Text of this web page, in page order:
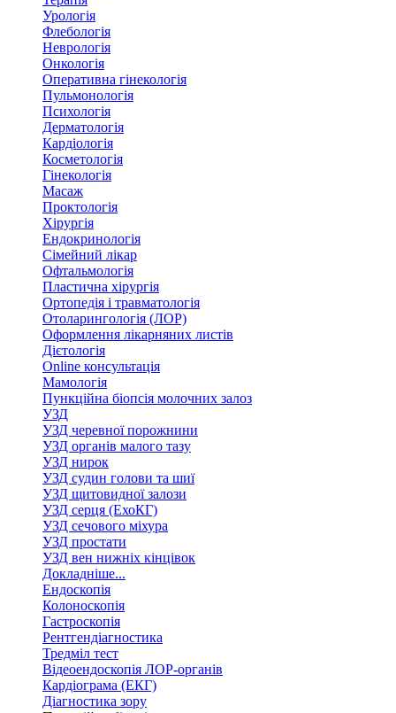
Урологія
Флебологія
Неврологія
Онкологія
Оперативна гінекологія
Пульмонологія
Психологія
Дерматологія
Кардіологія
Косметологія
Гінекологія
Масаж
Проктологія
Хірургія
Ендокринологія
Сімейний лікар
Офтальмологія
Пластична хірургія
Ортопедія і травматологія
Отоларингологія (ЛОР)
Оформлення лікарняних листів
Дієтологія
Online консультація
Мамологія
Пункційна біопсія молочних залоз
УЗД
УЗД черевної порожнини
УЗД органів малого тазу
УЗД нирок
УЗД судин голови та шиї
УЗД щитовидної залози
УЗД серця (ЕхоКГ)
УЗД сечового міхура
УЗД простати
УЗД вен нижніх кінцівок
Докладніше...
Ендоскопія
Колоноскопія
Гастроскопія
Рентгендіагностика
Тредміл тест
Відеоендоскопія ЛОР-органів
Кардіограма (ЕКГ)
Діагностика зору